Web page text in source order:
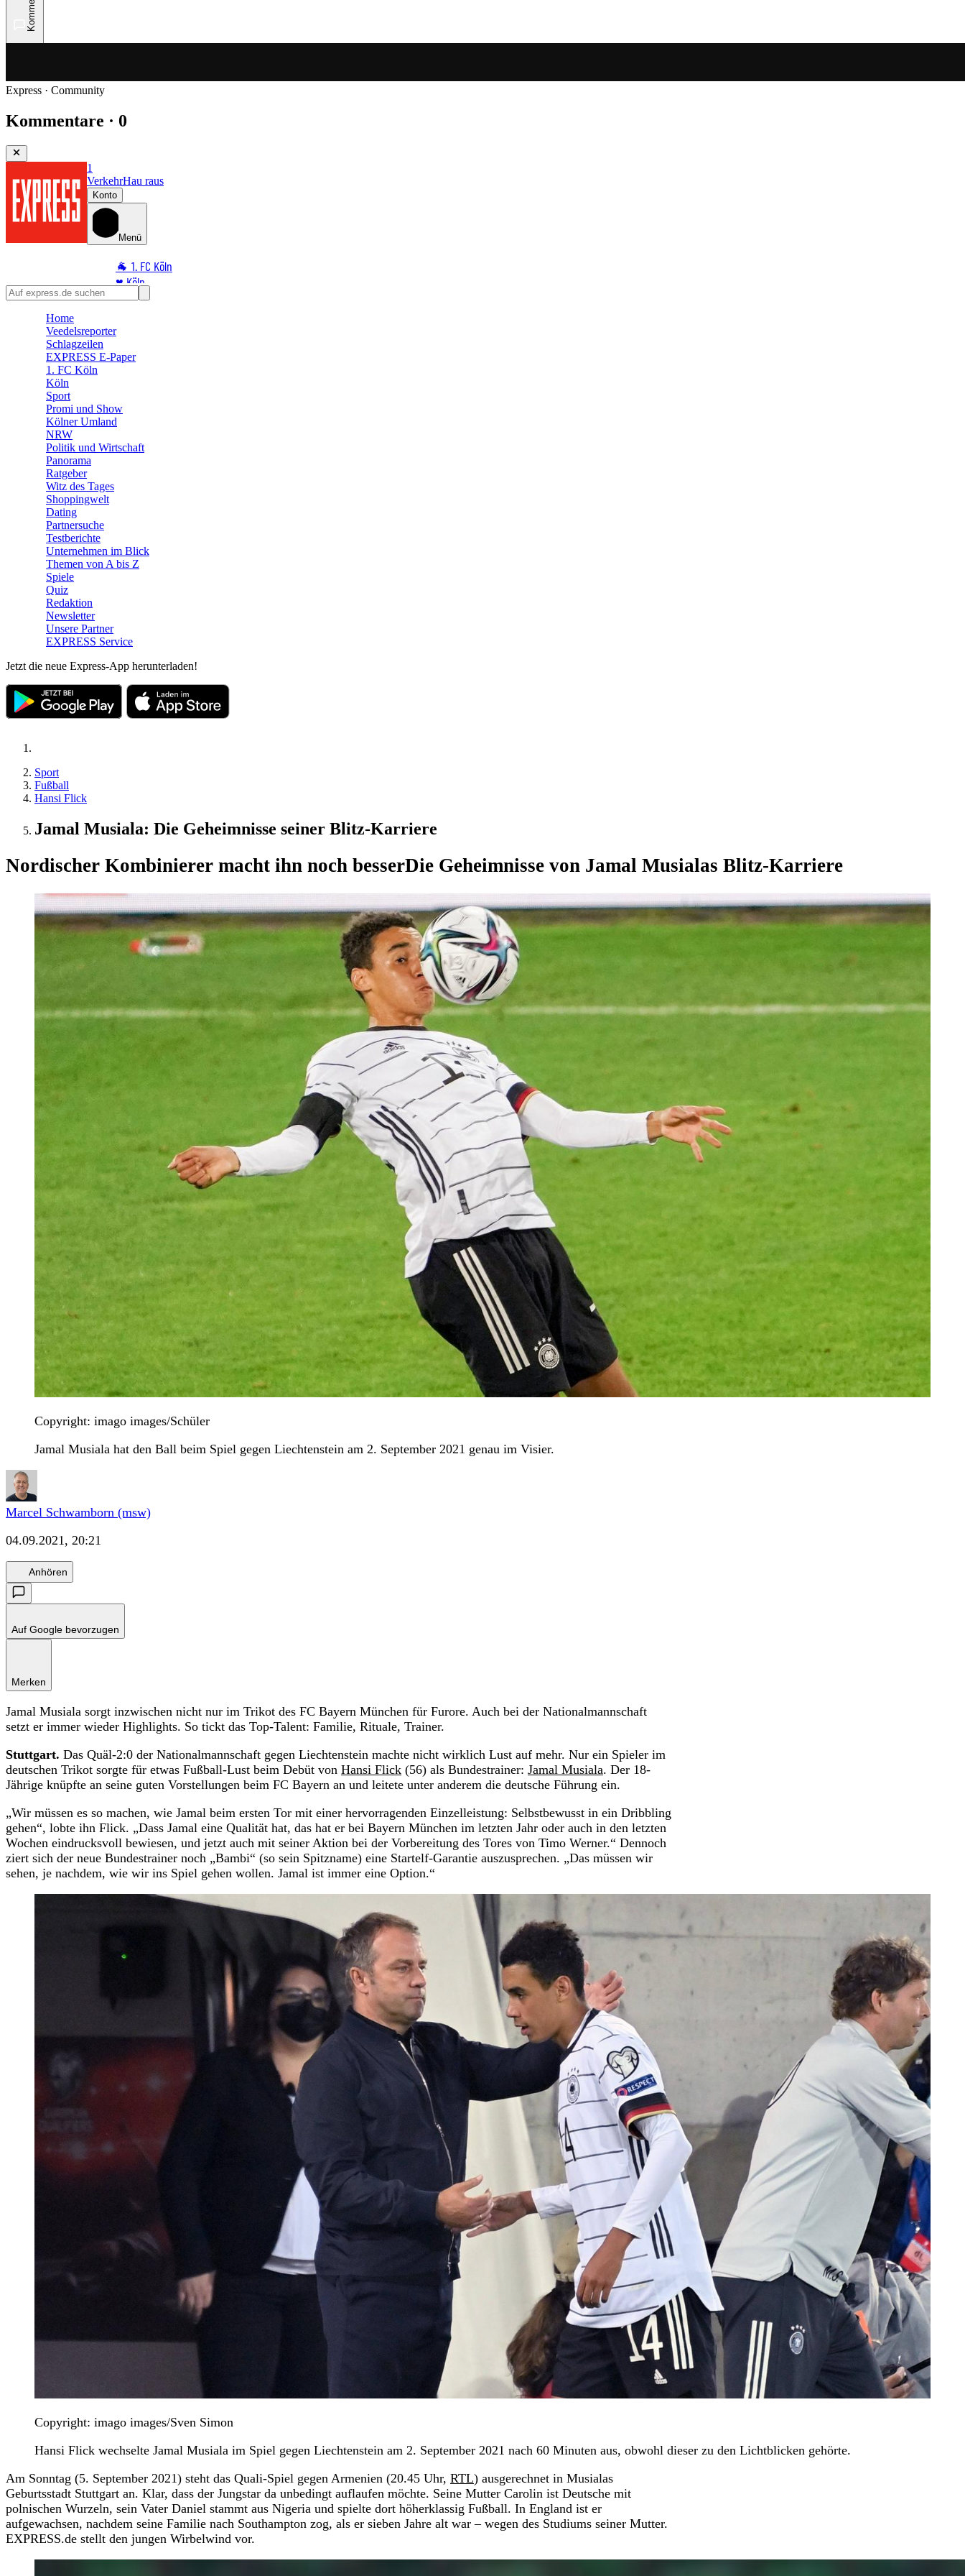
Express · Community
Kommentare · 0
1
VerkehrHau raus
Konto
Menü
🐐 1. FC Köln
♥️ Köln
⭐ Promi
🛒 Shoppingwelt
🧩 Spiele
Home
Veedelsreporter
Schlagzeilen
EXPRESS E-Paper
1. FC Köln
Köln
Sport
Promi und Show
Kölner Umland
NRW
Politik und Wirtschaft
Panorama
Ratgeber
Witz des Tages
Shoppingwelt
Dating
Partnersuche
Testberichte
Unternehmen im Blick
Themen von A bis Z
Spiele
Quiz
Redaktion
Newsletter
Unsere Partner
EXPRESS Service
Jetzt die neue Express-App herunterladen!
Sport
Fußball
Hansi Flick
Jamal Musiala: Die Geheimnisse seiner Blitz-Karriere
Nordischer Kombinierer macht ihn noch besserDie Geheimnisse von Jamal Musialas Blitz-Karriere
Copyright: imago images/Schüler
Jamal Musiala hat den Ball beim Spiel gegen Liechtenstein am 2. September 2021 genau im Visier.
Marcel Schwamborn (msw)
04.09.2021, 20:21
Anhören
Auf Google bevorzugen
Merken
Jamal Musiala sorgt inzwischen nicht nur im Trikot des FC Bayern München für Furore. Auch bei der Nationalmannschaft
setzt er immer wieder Highlights. So tickt das Top-Talent: Familie, Rituale, Trainer.
Stuttgart. Das Quäl-2:0 der Nationalmannschaft gegen Liechtenstein machte nicht wirklich Lust auf mehr. Nur ein Spieler im
deutschen Trikot sorgte für etwas Fußball-Lust beim Debüt von Hansi Flick (56) als Bundestrainer: Jamal Musiala. Der 18-
Jährige knüpfte an seine guten Vorstellungen beim FC Bayern an und leitete unter anderem die deutsche Führung ein.
„Wir müssen es so machen, wie Jamal beim ersten Tor mit einer hervorragenden Einzelleistung: Selbstbewusst in ein Dribbling
gehen“, lobte ihn Flick. „Dass Jamal eine Qualität hat, das hat er bei Bayern München im letzten Jahr oder auch in den letzten
Wochen eindrucksvoll bewiesen, und jetzt auch mit seiner Aktion bei der Vorbereitung des Tores von Timo Werner.“ Dennoch
ziert sich der neue Bundestrainer noch „Bambi“ (so sein Spitzname) eine Startelf-Garantie auszusprechen. „Das müssen wir
sehen, je nachdem, wie wir ins Spiel gehen wollen. Jamal ist immer eine Option.“
Copyright: imago images/Sven Simon
Hansi Flick wechselte Jamal Musiala im Spiel gegen Liechtenstein am 2. September 2021 nach 60 Minuten aus, obwohl dieser zu den Lichtblicken gehörte.
Am Sonntag (5. September 2021) steht das Quali-Spiel gegen Armenien (20.45 Uhr, RTL) ausgerechnet in Musialas
Geburtsstadt Stuttgart an. Klar, dass der Jungstar da unbedingt auflaufen möchte. Seine Mutter Carolin ist Deutsche mit
polnischen Wurzeln, sein Vater Daniel stammt aus Nigeria und spielte dort höherklassig Fußball. In England ist er
aufgewachsen, nachdem seine Familie nach Southampton zog, als er sieben Jahre alt war – wegen des Studiums seiner Mutter.
EXPRESS.de stellt den jungen Wirbelwind vor.